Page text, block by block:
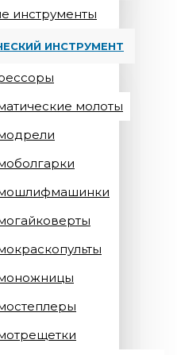
инструменты
ИНСТРУМЕНТ
молоты